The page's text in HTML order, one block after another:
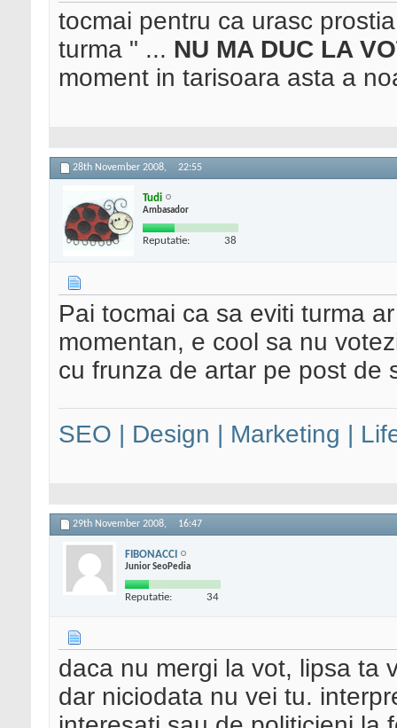
tocmai pentru ca urasc
turma " ... NU MA DUC LA
moment in tarisoara asta a
28th November 2008, 22:55
Tudi
Ambasador
Reputatie: 38
Pai tocmai ca sa eviti turma
momentan, e cool sa nu
cu frunza de artar pe post de
SEO | Design | Marketing |
29th November 2008, 16:47
FIBONACCI
Junior SeoPedia
Reputatie: 34
daca nu mergi la vot, lipsa ta
dar niciodata nu vei tu.